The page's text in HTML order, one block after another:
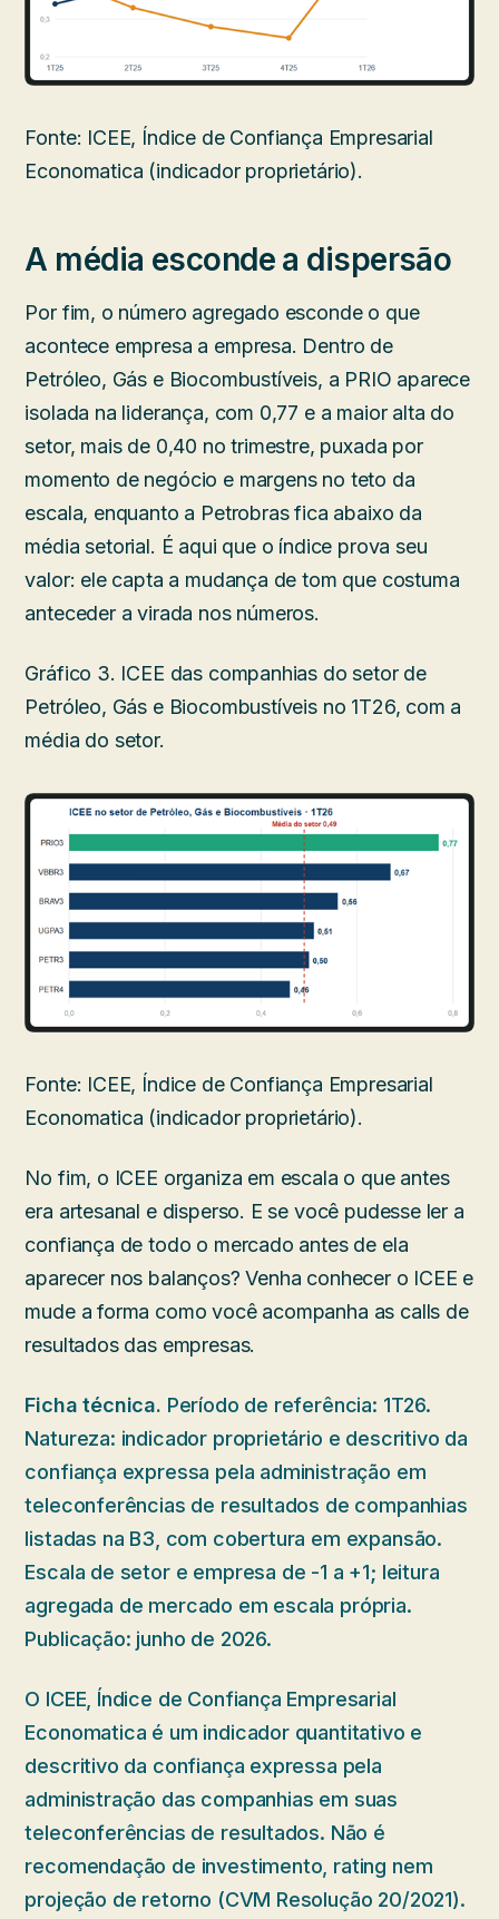
Fonte: ICEE, Índice de Confiança Empresarial
Economatica (indicador proprietário).
A média esconde a dispersão
Por fim, o número agregado esconde o que
acontece empresa a empresa. Dentro de
Petróleo, Gás e Biocombustíveis, a PRIO aparece
isolada na liderança, com 0,77 e a maior alta do
setor, mais de 0,40 no trimestre, puxada por
momento de negócio e margens no teto da
escala, enquanto a Petrobras fica abaixo da
média setorial. É aqui que o índice prova seu
valor: ele capta a mudança de tom que costuma
anteceder a virada nos números.
Gráfico 3. ICEE das companhias do setor de
Petróleo, Gás e Biocombustíveis no 1T26, com a
média do setor.
Fonte: ICEE, Índice de Confiança Empresarial
Economatica (indicador proprietário).
No fim, o ICEE organiza em escala o que antes
era artesanal e disperso. E se você pudesse ler a
confiança de todo o mercado antes de ela
aparecer nos balanços? Venha conhecer o ICEE e
mude a forma como você acompanha as calls de
resultados das empresas.
Ficha técnica. Período de referência: 1T26.
Natureza: indicador proprietário e descritivo da
confiança expressa pela administração em
teleconferências de resultados de companhias
listadas na B3, com cobertura em expansão.
Escala de setor e empresa de -1 a +1; leitura
agregada de mercado em escala própria.
Publicação: junho de 2026.
O ICEE, Índice de Confiança Empresarial
Economatica é um indicador quantitativo e
descritivo da confiança expressa pela
administração das companhias em suas
teleconferências de resultados. Não é
recomendação de investimento, rating nem
projeção de retorno (CVM Resolução 20/2021).